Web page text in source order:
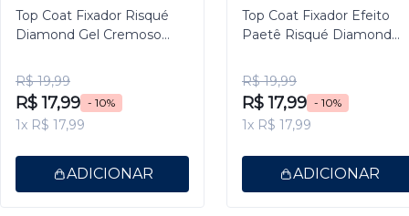
Top Coat Fixador Risqué
Diamond Gel Cremoso
R$ 19,99
R$ 17,99 - 10%
1x R$ 17,99
ADICIONAR
Top Coat Fixador Efeito
Paetê Risqué Diamond
R$ 19,99
R$ 17,99 - 10%
1x R$ 17,99
ADICIONAR